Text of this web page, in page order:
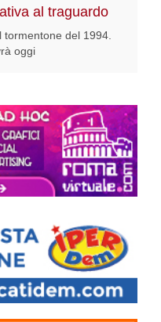
al traguardo
tormentone del 1994.
oggi